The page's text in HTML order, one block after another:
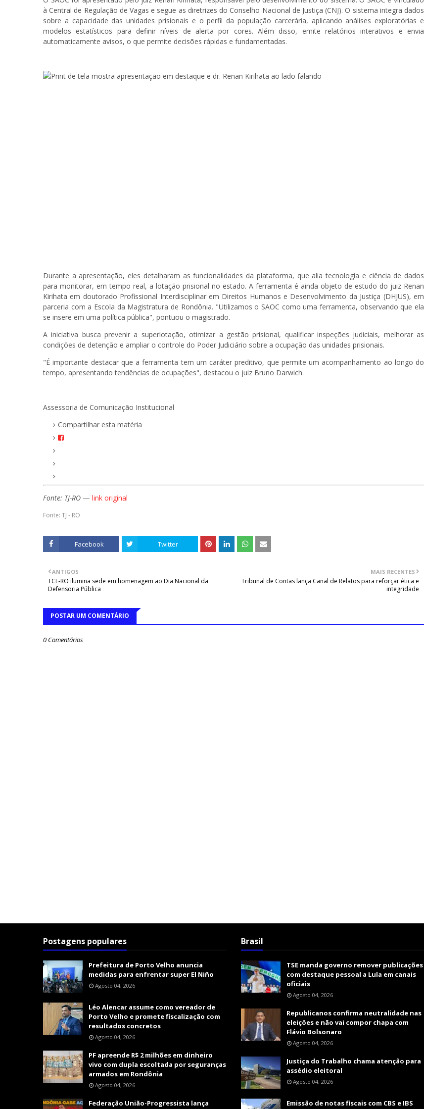
à Central de Regulação de Vagas e segue as diretrizes do Conselho Nacional de Justiça (CNJ). O sistema integra dados
sobre a capacidade das unidades prisionais e o perfil da população carcerária, aplicando análises exploratórias e
modelos estatísticos para definir níveis de alerta por cores. Além disso, emite relatórios interativos e envia
automaticamente avisos, o que permite decisões rápidas e fundamentadas.
Durante a apresentação, eles detalharam as funcionalidades da plataforma, que alia tecnologia e ciência de dados
para monitorar, em tempo real, a lotação prisional no estado. A ferramenta é ainda objeto de estudo do juiz Renan
Kirihata em doutorado Profissional Interdisciplinar em Direitos Humanos e Desenvolvimento da Justiça (DHJUS), em
parceria com a Escola da Magistratura de Rondônia. "Utilizamos o SAOC como uma ferramenta, observando que ela
se insere em uma política pública", pontuou o magistrado.
A iniciativa busca prevenir a superlotação, otimizar a gestão prisional, qualificar inspeções judiciais, melhorar as
condições de detenção e ampliar o controle do Poder Judiciário sobre a ocupação das unidades prisionais.
"É importante destacar que a ferramenta tem um caráter preditivo, que permite um acompanhamento ao longo do
tempo, apresentando tendências de ocupações", destacou o juiz Bruno Darwich.
Assessoria de Comunicação Institucional
Compartilhar esta matéria
Fonte: TJ-RO — link original
Fonte: TJ - RO
Facebook Twitter
MAIS RECENTES
Tribunal de Contas lança Canal de Relatos para reforçar ética e
integridade
ANTIGOS
TCE-RO ilumina sede em homenagem ao Dia Nacional da
Defensoria Pública
POSTAR UM COMENTÁRIO
0 Comentários
Postagens populares
Prefeitura de Porto Velho anuncia
medidas para enfrentar super El Niño
Agosto 04, 2026
Léo Alencar assume como vereador de
Porto Velho e promete fiscalização com
resultados concretos
Agosto 04, 2026
PF apreende R$ 2 milhões em dinheiro
vivo com dupla escoltada por seguranças
armados em Rondônia
Agosto 04, 2026
Federação União-Progressista lança
Brasil
TSE manda governo remover publicações
com destaque pessoal a Lula em canais
oficiais
Agosto 04, 2026
Republicanos confirma neutralidade nas
eleições e não vai compor chapa com
Flávio Bolsonaro
Agosto 04, 2026
Justiça do Trabalho chama atenção para
assédio eleitoral
Agosto 04, 2026
Emissão de notas fiscais com CBS e IBS